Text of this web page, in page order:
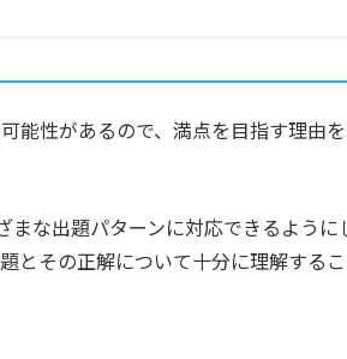
能性があるので、満点を目指す理由を
まな出題パターンに対応できるように
とその正解について十分に理解するこ